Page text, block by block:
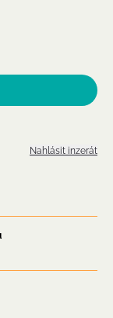
která
Nahlásit inzerát